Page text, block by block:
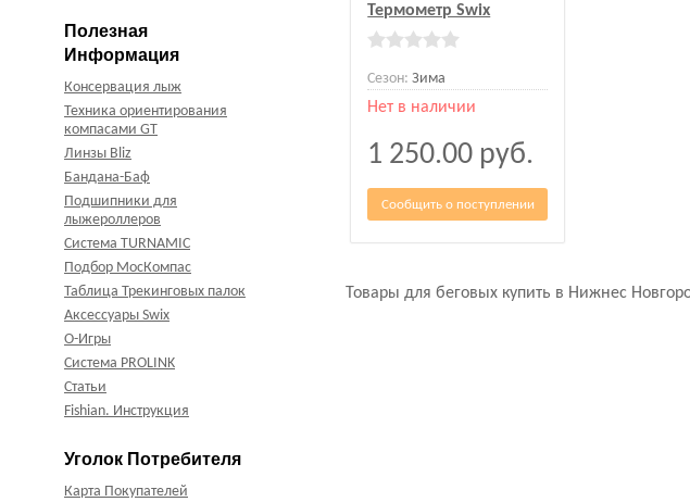
Полезная
Информация
Консервация лыж
Техника ориентирования
компасами GT
Линзы Bliz
Бандана-Баф
Подшипники для
лыжероллеров
Система TURNAMIC
Подбор МосКомпас
Таблица Трекинговых палок
Аксессуары Swix
О-Игры
Система PROLINK
Статьи
Fishian. Инструкция
Уголок Потребителя
Карта Покупателей
Термометр Swix
Сезон: Зима
Нет в наличии
1 250.00 руб.
Сообщить о поступлении
Товары для беговых купить в Нижнес